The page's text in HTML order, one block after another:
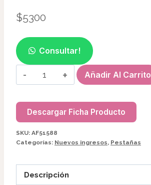
$5300
Consultar!
BIGUDIES
DE
FROZEN
GLUE
FREE
CAJITA
(6PARES)
Añadir Al Carrito
Descargar Ficha Producto
SKU: AF51588
Categorías: Nuevos ingresos, Pestañas
Descripción